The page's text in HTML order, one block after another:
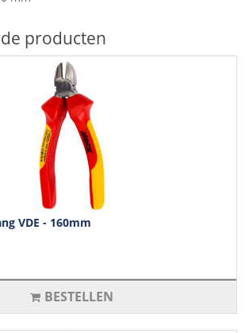
producten
VDE - 160mm
BESTELLEN